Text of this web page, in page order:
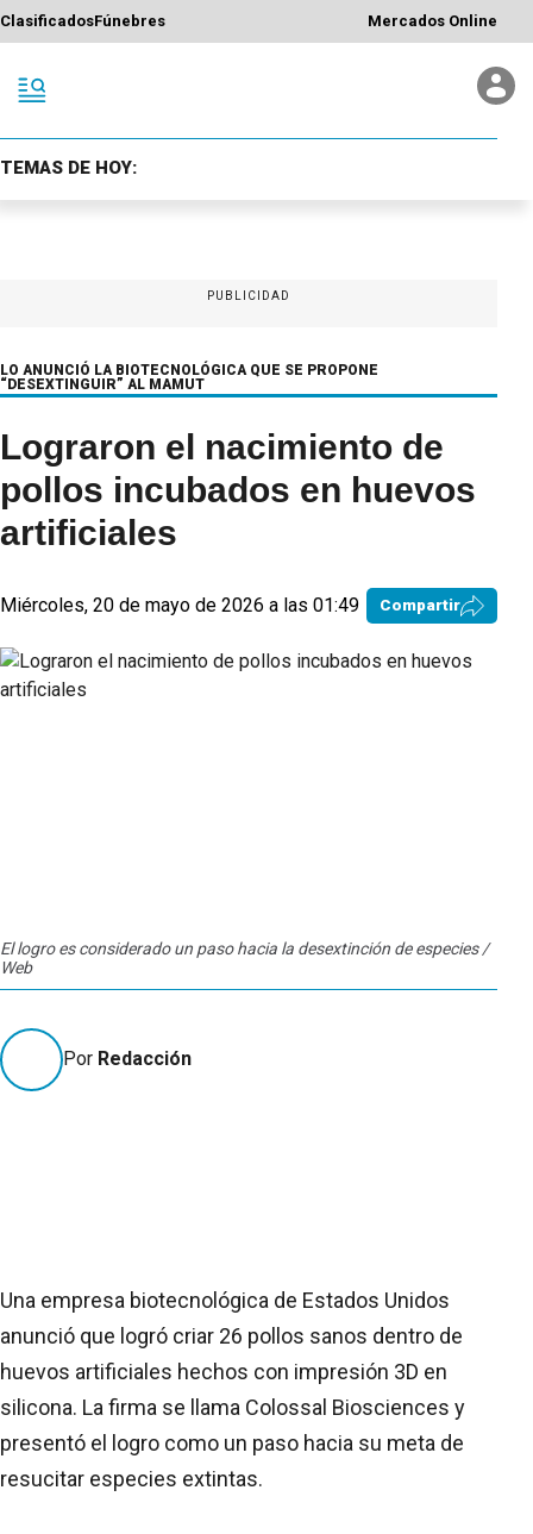
ClasificadosFúnebres Mercados Online
TEMAS DE HOY:
PUBLICIDAD
LO ANUNCIÓ LA BIOTECNOLÓGICA QUE SE PROPONE
“DESEXTINGUIR” AL MAMUT
Lograron el nacimiento de
pollos incubados en huevos
artificiales
Miércoles, 20 de mayo de 2026 a las 01:49 Compartir
El logro es considerado un paso hacia la desextinción de especies /
Web
Por Redacción
Una empresa biotecnológica de Estados Unidos
anunció que logró criar 26 pollos sanos dentro de
huevos artificiales hechos con impresión 3D en
silicona. La firma se llama Colossal Biosciences y
presentó el logro como un paso hacia su meta de
resucitar especies extintas.